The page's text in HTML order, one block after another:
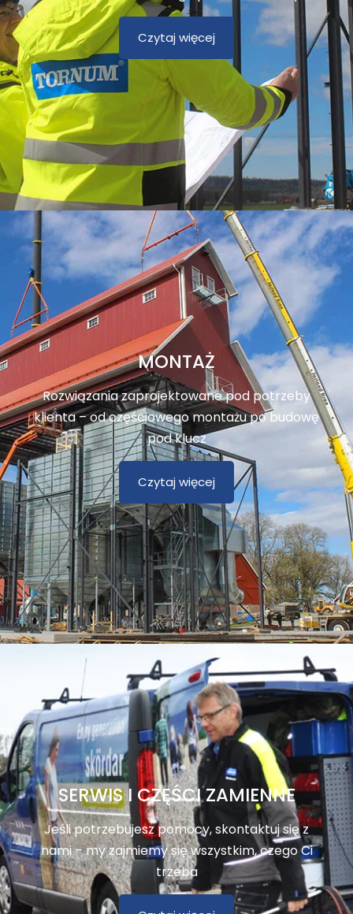
Czytaj więcej
MONTAŻ
Rozwiązania zaprojektowane pod potrzeby
klienta – od częściowego montażu po budowę
pod klucz
Czytaj więcej
SERWIS I CZĘŚCI ZAMIENNE
Jeśli potrzebujesz pomocy, skontaktuj się z
nami – my zajmiemy się wszystkim, czego Ci
trzeba